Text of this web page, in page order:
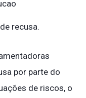
recusa.
por parte do
de riscos, o